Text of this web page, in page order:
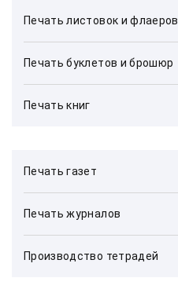
Печать листовок и флаеров
Печать буклетов и брошюр
Печать книг
Печать газет
Печать журналов
Производство тетрадей